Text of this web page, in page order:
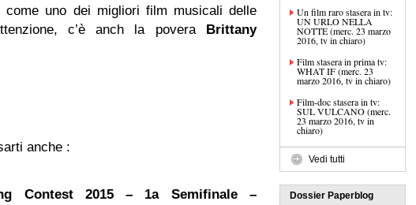
come uno dei migliori film musicali delle
c’è anch la povera Brittany
anche :
Contest 2015 – 1a Semifinale –
Un film raro stasera in tv:
UN URLO NELLA
NOTTE (merc. 23 marzo
2016, tv in chiaro)
Film stasera in prima tv:
WHAT IF (merc. 23
marzo 2016, tv in chiaro)
Film-doc stasera in tv:
SUL VULCANO (merc.
23 marzo 2016, tv in
chiaro)
Vedi tutti
Dossier Paperblog